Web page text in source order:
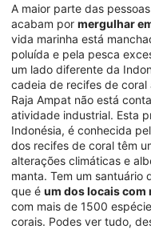
A maior parte das
acabam por mergulhar
vida marinha está
poluída e pela pesca
um lado diferente da
cadeia de recifes de
Raja Ampat não está
atividade industrial. Esta
Indonésia, é conhecida
dos recifes de coral têm
alterações climáticas e
manta. Tem um santuário
que é um dos locais com
com mais de 1500
corais. Podes ver tudo,